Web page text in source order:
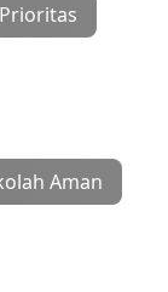
Aman